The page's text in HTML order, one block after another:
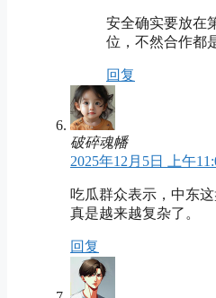
安全确实要放在
位，不然合作都
回复
破碎魂幡
2025年12月5日 上午
吃瓜群众表示，中东
真是越来越复杂了。
回复